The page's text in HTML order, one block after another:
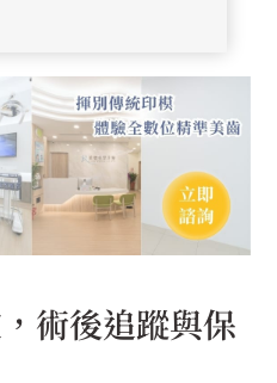
術後追蹤與保